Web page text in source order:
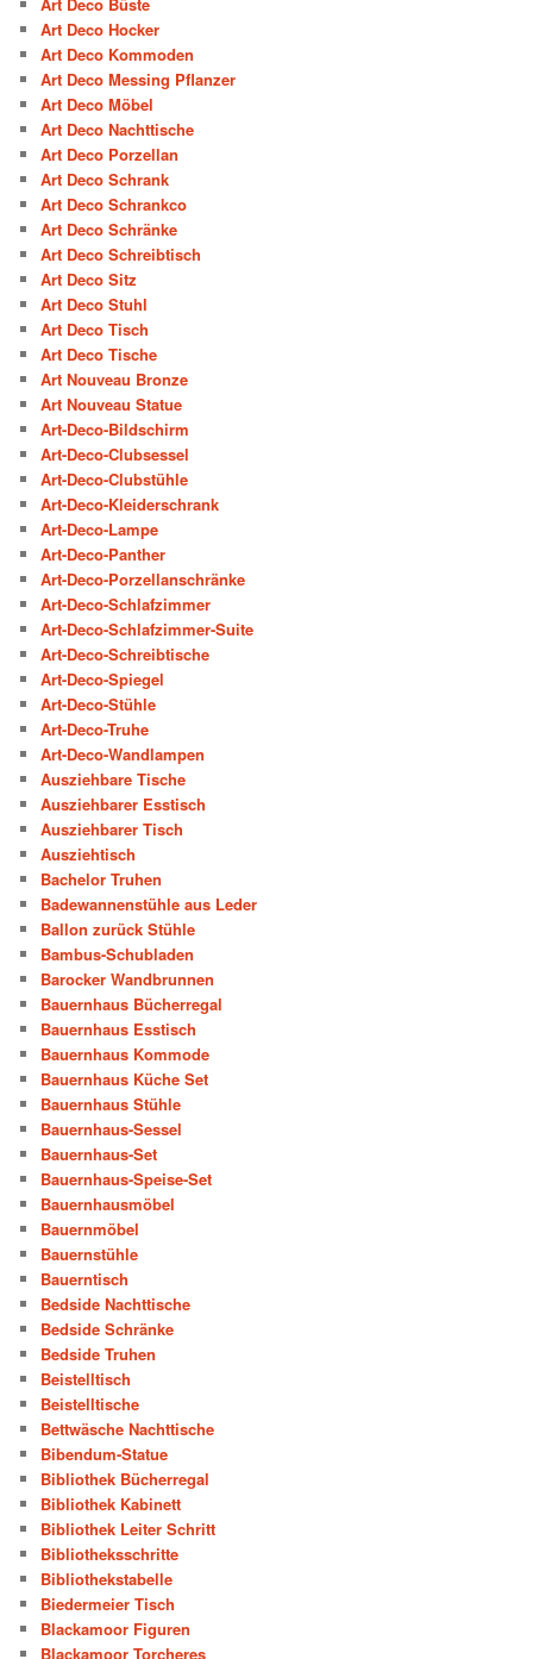
Art Deco Hocker
Art Deco Kommoden
Art Deco Messing Pflanzer
Art Deco Möbel
Art Deco Nachttische
Art Deco Porzellan
Art Deco Schrank
Art Deco Schrankco
Art Deco Schränke
Art Deco Schreibtisch
Art Deco Sitz
Art Deco Stuhl
Art Deco Tisch
Art Deco Tische
Art Nouveau Bronze
Art Nouveau Statue
Art-Deco-Bildschirm
Art-Deco-Clubsessel
Art-Deco-Clubstühle
Art-Deco-Kleiderschrank
Art-Deco-Lampe
Art-Deco-Panther
Art-Deco-Porzellanschränke
Art-Deco-Schlafzimmer
Art-Deco-Schlafzimmer-Suite
Art-Deco-Schreibtische
Art-Deco-Spiegel
Art-Deco-Stühle
Art-Deco-Truhe
Art-Deco-Wandlampen
Ausziehbare Tische
Ausziehbarer Esstisch
Ausziehbarer Tisch
Ausziehtisch
Bachelor Truhen
Badewannenstühle aus Leder
Ballon zurück Stühle
Bambus-Schubladen
Barocker Wandbrunnen
Bauernhaus Bücherregal
Bauernhaus Esstisch
Bauernhaus Kommode
Bauernhaus Küche Set
Bauernhaus Stühle
Bauernhaus-Sessel
Bauernhaus-Set
Bauernhaus-Speise-Set
Bauernhausmöbel
Bauernmöbel
Bauernstühle
Bauerntisch
Bedside Nachttische
Bedside Schränke
Bedside Truhen
Beistelltisch
Beistelltische
Bettwäsche Nachttische
Bibendum-Statue
Bibliothek Bücherregal
Bibliothek Kabinett
Bibliothek Leiter Schritt
Bibliotheksschritte
Bibliothekstabelle
Biedermeier Tisch
Blackamoor Figuren
Blackamoor Torcheres